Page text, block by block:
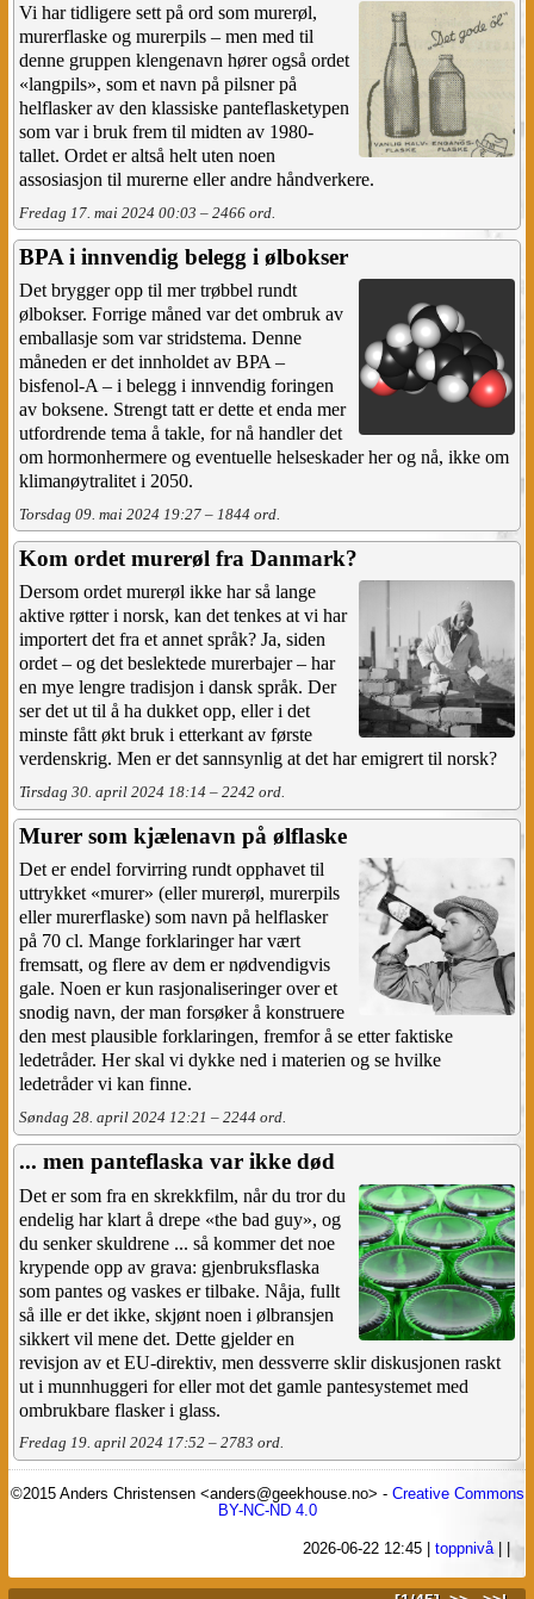
Vi har tidligere sett på ord som murerøl,
murerflaske og murerpils – men med til
denne gruppen klengenavn hører også ordet
«langpils», som et navn på pilsner på
helflasker av den klassiske panteflasketypen
som var i bruk frem til midten av 1980-
tallet. Ordet er altså helt uten noen
assosiasjon til murerne eller andre håndverkere.
Fredag 17. mai 2024 00:03 – 2466 ord.
BPA i innvendig belegg i ølbokser
Det brygger opp til mer trøbbel rundt
ølbokser. Forrige måned var det ombruk av
emballasje som var stridstema. Denne
måneden er det innholdet av BPA –
bisfenol-A – i belegg i innvendig foringen
av boksene. Strengt tatt er dette et enda mer
utfordrende tema å takle, for nå handler det
om hormonhermere og eventuelle helseskader her og nå, ikke om
klimanøytralitet i 2050.
Torsdag 09. mai 2024 19:27 – 1844 ord.
Kom ordet murerøl fra Danmark?
Dersom ordet murerøl ikke har så lange
aktive røtter i norsk, kan det tenkes at vi har
importert det fra et annet språk? Ja, siden
ordet – og det beslektede murerbajer – har
en mye lengre tradisjon i dansk språk. Der
ser det ut til å ha dukket opp, eller i det
minste fått økt bruk i etterkant av første
verdenskrig. Men er det sannsynlig at det har emigrert til norsk?
Tirsdag 30. april 2024 18:14 – 2242 ord.
Murer som kjælenavn på ølflaske
Det er endel forvirring rundt opphavet til
uttrykket «murer» (eller murerøl, murerpils
eller murerflaske) som navn på helflasker
på 70 cl. Mange forklaringer har vært
fremsatt, og flere av dem er nødvendigvis
gale. Noen er kun rasjonaliseringer over et
snodig navn, der man forsøker å konstruere
den mest plausible forklaringen, fremfor å se etter faktiske
ledetråder. Her skal vi dykke ned i materien og se hvilke
ledetråder vi kan finne.
Søndag 28. april 2024 12:21 – 2244 ord.
... men panteflaska var ikke død
Det er som fra en skrekkfilm, når du tror du
endelig har klart å drepe «the bad guy», og
du senker skuldrene ... så kommer det noe
krypende opp av grava: gjenbruksflaska
som pantes og vaskes er tilbake. Nåja, fullt
så ille er det ikke, skjønt noen i ølbransjen
sikkert vil mene det. Dette gjelder en
revisjon av et EU-direktiv, men dessverre sklir diskusjonen raskt
ut i munnhuggeri for eller mot det gamle pantesystemet med
ombrukbare flasker i glass.
Fredag 19. april 2024 17:52 – 2783 ord.
©2015 Anders Christensen <anders@geekhouse.no> - Creative Commons
BY-NC-ND 4.0
2026-06-22 12:45 |toppnivå